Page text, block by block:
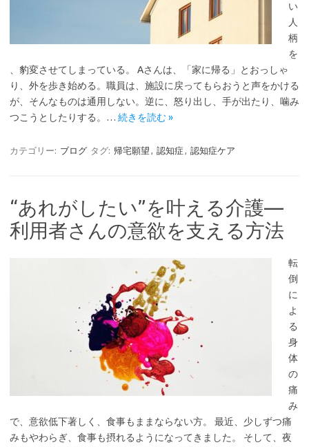
い
人
柄
を
、豹変させてしまっている。 Aさんは、「家に帰る」とおっしゃ
り、外を歩き始める。職員は、施設に戻ってもらおうと声をかける
が、そんなものは通用しない。逆に、怒り出し、手が出たり、噛み
つこうとしたりする。… 続きを読む »
カテゴリー: ブログ タグ: 帰宅願望 , 認知症 , 認知症ケア
“あれがしたい”を叶える介護—
利用者さんの意欲を支える方法
転
倒
に
よ
る
身
体
の
痛
み
で、意欲低下著しく、食事もままならない方。 最近、少しずつ痛
みもやわらぎ、食事も摂れるようになってきました。 そして、夜